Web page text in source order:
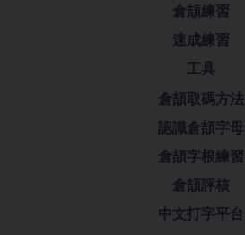
倉頡練習
速成練習
工具
倉頡取碼方法
認識倉頡字母
倉頡字根練習
倉頡評核
中文打字平台